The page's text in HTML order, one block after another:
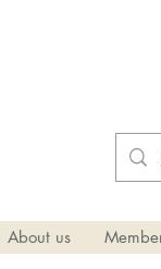
About us